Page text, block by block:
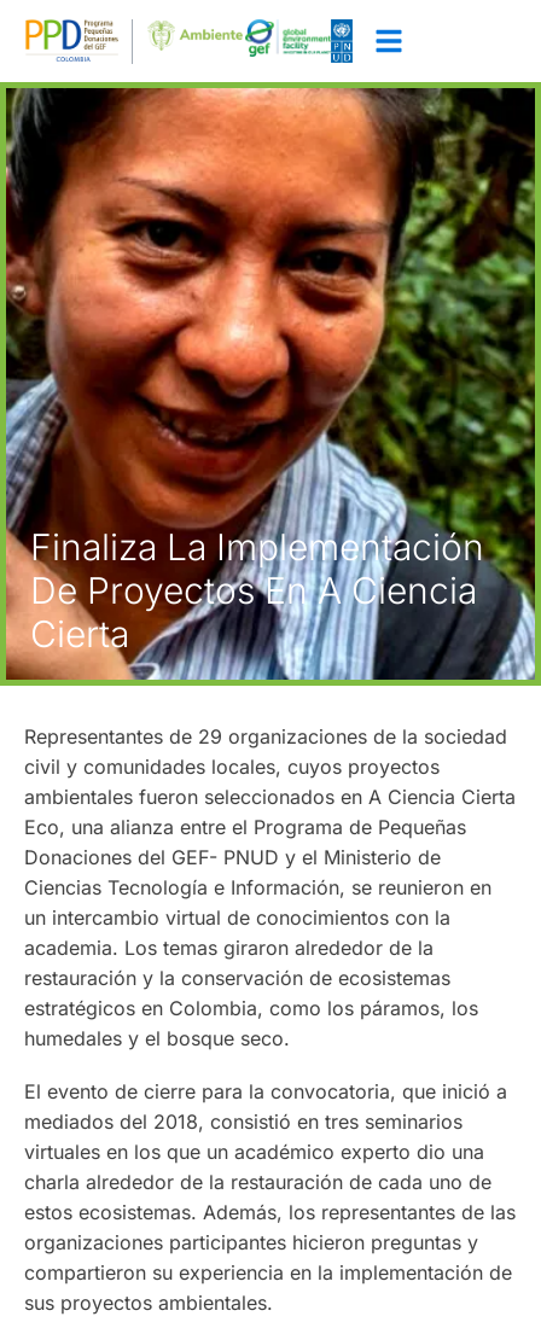
Finaliza La Implementación
De Proyectos En A Ciencia
Cierta
Representantes de 29 organizaciones de la sociedad
civil y comunidades locales, cuyos proyectos
ambientales fueron seleccionados en A Ciencia Cierta
Eco, una alianza entre el Programa de Pequeñas
Donaciones del GEF- PNUD y el Ministerio de
Ciencias Tecnología e Información, se reunieron en
un intercambio virtual de conocimientos con la
academia. Los temas giraron alrededor de la
restauración y la conservación de ecosistemas
estratégicos en Colombia, como los páramos, los
humedales y el bosque seco.
El evento de cierre para la convocatoria, que inició a
mediados del 2018, consistió en tres seminarios
virtuales en los que un académico experto dio una
charla alrededor de la restauración de cada uno de
estos ecosistemas. Además, los representantes de las
organizaciones participantes hicieron preguntas y
compartieron su experiencia en la implementación de
sus proyectos ambientales.